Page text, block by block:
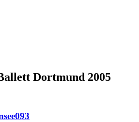
Dortmund 2005